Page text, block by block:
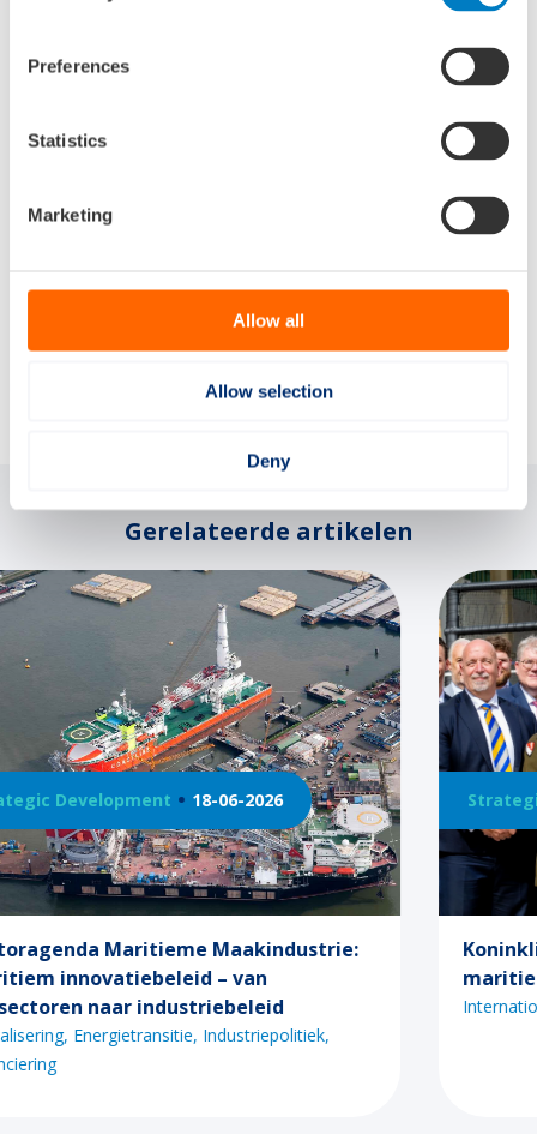
Preferences
Statistics
Marketing
Allow all
Allow selection
Deny
sector in het belang van Nederland.
Minister Beljaarts: “De oprichting van het Rijksregiebureau
ter versterking van onze maritieme maakindustrie in het
resultaten te boeken. Dat is voor ons als kabinet belangrijk
Gerelateerde artikelen
Strategic Development 16-04-2026
Koninklijk paar benadrukt belang
maritieme sector tijdens bezoek VS
Internationalisering Industriepolitiek